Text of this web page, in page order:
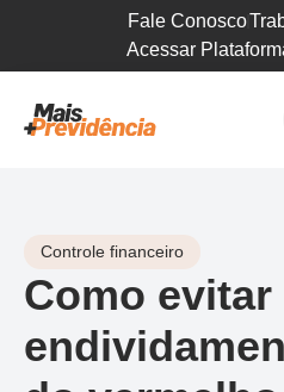
Fale Conosco
Acessar
Controle financeiro
Como evitar